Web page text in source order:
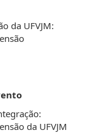
da UFVJM:
da UFVJM